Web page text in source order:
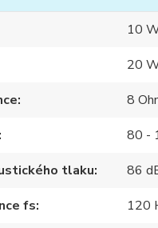
10
20
8
80 -
tlaku
86
fs
120